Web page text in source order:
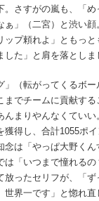
。さすがの嵐も、「
」（二宮）と渋い
プ頼れよ」ともっ
た」と肩を落としま
（転がってくるボ
でチームに貢献す
まりやんなくてい
得し、合計1055ポ
は「やっぱ大野く
「いつまで憧れる
ったセリフが、「
界一です」と惚れ直